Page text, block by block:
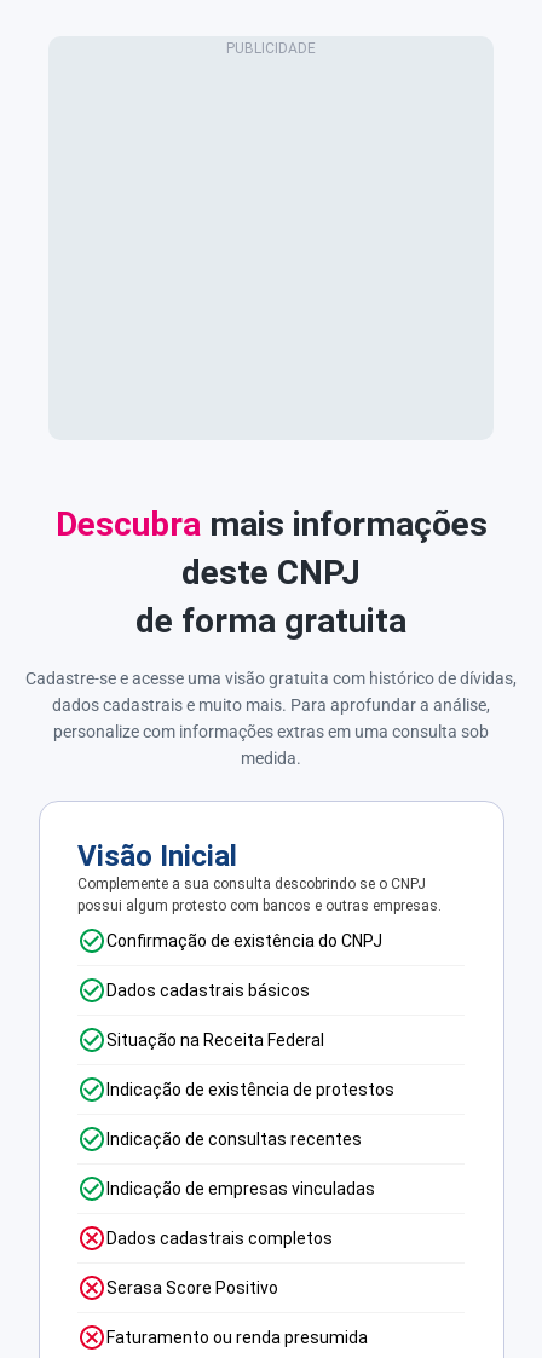
Descubra mais informações
deste CNPJ
de forma gratuita
Cadastre-se e acesse uma visão gratuita com histórico de dívidas,
dados cadastrais e muito mais. Para aprofundar a análise,
personalize com informações extras em uma consulta sob
medida.
Visão Inicial
Complemente a sua consulta descobrindo se o CNPJ
possui algum protesto com bancos e outras empresas.
Confirmação de existência do CNPJ
Dados cadastrais básicos
Situação na Receita Federal
Indicação de existência de protestos
Indicação de consultas recentes
Indicação de empresas vinculadas
Dados cadastrais completos
Serasa Score Positivo
Faturamento ou renda presumida